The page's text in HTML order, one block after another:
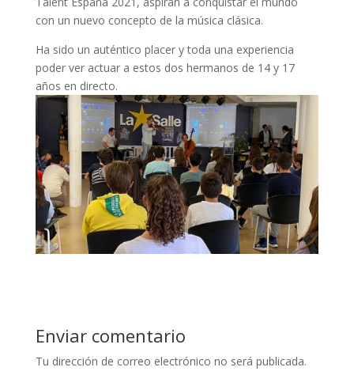
con un nuevo concepto de la música clásica.
Ha sido un auténtico placer y toda una experiencia
poder ver actuar a estos dos hermanos de 14 y 17
años en directo.
Enviar comentario
Tu dirección de correo electrónico no será publicada.